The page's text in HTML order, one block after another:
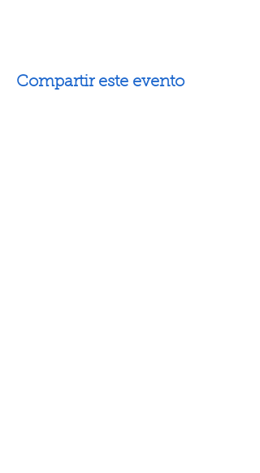
Compartir este evento